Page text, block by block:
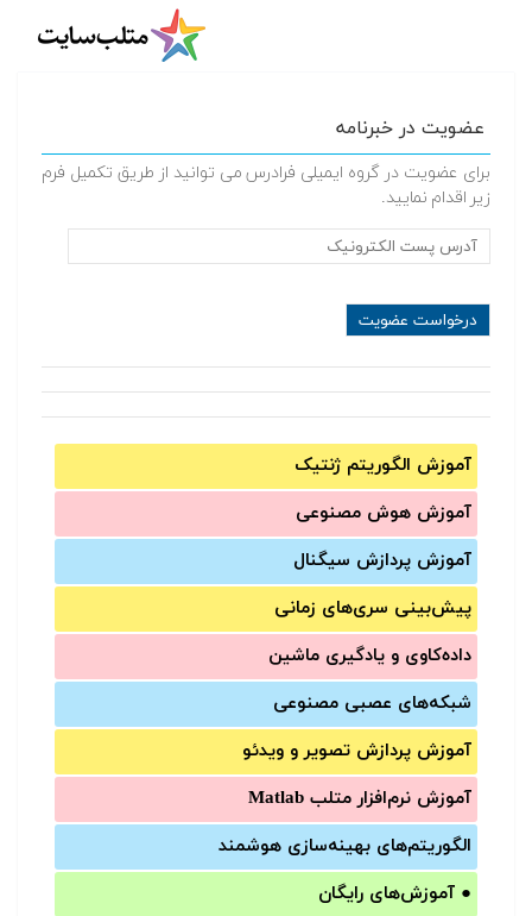
عضویت در خبرنامه
برای عضویت در گروه ایمیلی فرادرس می توانید از طریق تکمیل فرم
زیر اقدام نمایید.
آموزش الگوریتم ژنتیک
آموزش‌ هوش مصنوعی
آموزش‌ پردازش سیگنال
پیش‌‌بینی سری‌‌های زمانی
داده‌کاوی و یادگیری ماشین
شبکه‌های عصبی مصنوعی
آموزش‌ پردازش تصویر و ویدئو
آموزش‌ نرم‌افزار متلب Matlab
الگوریتم‌های بهینه‌سازی هوشمند
● آموزش‌های رایگان